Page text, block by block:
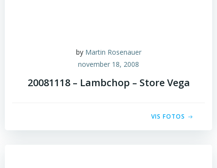
by Martin Rosenauer
november 18, 2008
20081118 – Lambchop – Store Vega
VIS FOTOS